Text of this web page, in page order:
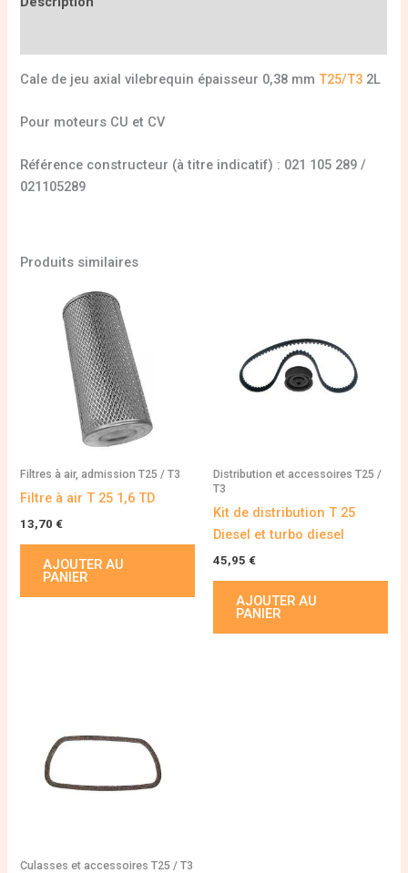
Cale de jeu axial vilebrequin épaisseur 0,38 mmT25/T3 2L
Pour moteurs CU et CV
Référence constructeur (à titre indicatif) : 021 105 289 /
021105289
Produits similaires
Filtres à air, admission T25 / T3
Filtre à air T 25 1,6 TD
13,70 €
AJOUTER AU
PANIER
Distribution et accessoires T25 /
T3
Kit de distribution T 25
Diesel et turbo diesel
45,95 €
AJOUTER AU
PANIER
Culasses et accessoires T25 / T3